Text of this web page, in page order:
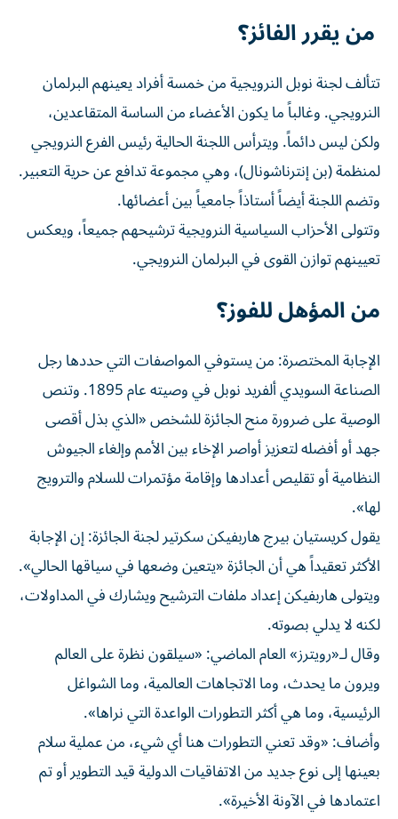
من يقرر الفائز؟
تتألف لجنة نوبل النرويجية من خمسة أفراد يعينهم البرلمان
النرويجي. وغالباً ما ​يكون الأعضاء من ⁠الساسة المتقاعدين،
ولكن ليس دائماً. ويترأس اللجنة الحالية رئيس الفرع النرويجي
لمنظمة (بن إنترناشونال)، وهي مجموعة تدافع ‌عن حرية التعبير.
وتضم اللجنة أيضاً أستاذاً ‌جامعياً بين أعضائها.
وتتولى الأحزاب السياسية النرويجية ترشيحهم جميعاً، ويعكس
تعيينهم توازن القوى في البرلمان النرويجي.
من المؤهل للفوز؟
الإجابة المختصرة: من يستوفي المواصفات التي حددها رجل
الصناعة السويدي ألفريد نوبل في وصيته عام 1895. وتنص
الوصية على ضرورة منح الجائزة للشخص «الذي بذل أقصى
‌جهد أو أفضله لتعزيز أواصر الإخاء بين الأمم وإلغاء الجيوش
النظامية أو تقليص أعدادها وإقامة مؤتمرات للسلام والترويج
لها».
يقول كريستيان بيرج ⁠هاربفيكن سكرتير لجنة الجائزة: إن الإجابة
الأكثر تعقيداً هي أن الجائزة «يتعين وضعها في سياقها الحالي».
ويتولى هاربفيكن إعداد ملفات الترشيح ويشارك في المداولات،
لكنه لا يدلي بصوته.
وقال لـ«رويترز» العام الماضي: «سيلقون نظرة على العالم
ويرون ما يحدث، وما الاتجاهات العالمية، وما الشواغل
الرئيسية، وما هي أكثر التطورات الواعدة التي نراها».
وأضاف: «وقد تعني التطورات هنا أي شيء، من عملية سلام
بعينها إلى نوع جديد من الاتفاقيات الدولية قيد التطوير أو تم
اعتمادها في الآونة الأخيرة».